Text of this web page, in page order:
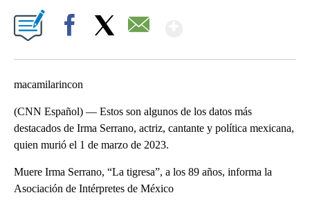
macamilarincon
(CNN Español) –– Estos son algunos de los datos más
destacados de Irma Serrano, actriz, cantante y política mexicana,
quien murió el 1 de marzo de 2023.
Muere Irma Serrano, “La tigresa”, a los 89 años, informa la
Asociación de Intérpretes de México